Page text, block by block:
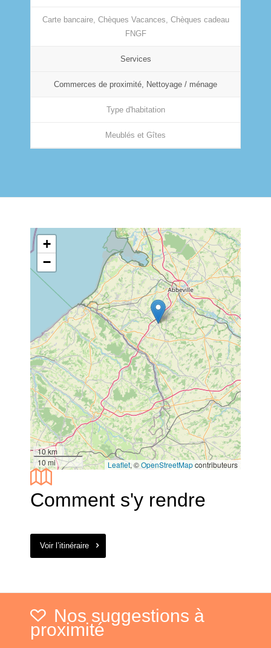
Carte bancaire, Chèques Vacances, Chèques cadeau
FNGF
Services
Commerces de proximité, Nettoyage / ménage
Type d'habitation
Meublés et Gîtes
+
−
10 km
10 mi
Leaflet, ©OpenStreetMapcontributeurs
Comment s'y rendre
Voir l’itinéraire
Nos suggestions à
proximité